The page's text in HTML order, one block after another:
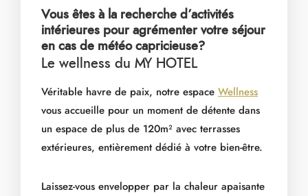
Vous êtes à la recherche d’activités
intérieures pour agrémenter votre séjour
en cas de météo capricieuse?
Le wellness du MY HOTEL
Véritable havre de paix, notre espace Wellness
vous accueille pour un moment de détente dans
un espace de plus de 120m² avec terrasses
extérieures, entièrement dédié à votre bien-être.
Laissez-vous envelopper par la chaleur apaisante